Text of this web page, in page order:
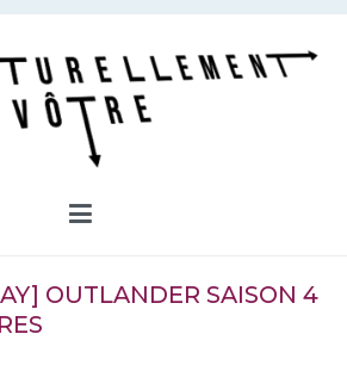
OUTLANDER SAISON 4